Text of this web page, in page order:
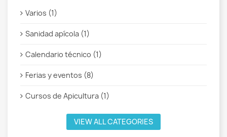
Varios (1)
Sanidad apícola (1)
Calendario técnico (1)
Ferias y eventos (8)
Cursos de Apicultura (1)
VIEW ALL CATEGORIES